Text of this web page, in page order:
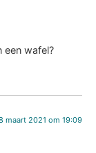
een wafel?
maart 2021 om 19:09